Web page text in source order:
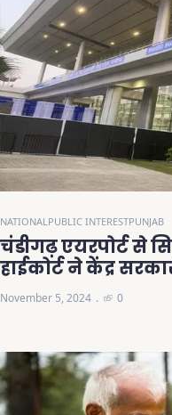
NATIONALPUBLIC INTERESTPUNJAB
चंडीगढ़ एयरपोर्ट से
हाईकोर्ट ने केंद्र
November 5, 2024 0